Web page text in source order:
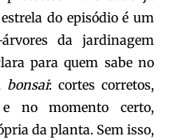
do episódio é um
da jardinagem
para quem sabe no
bonsai: cortes corretos,
no momento certo,
da planta. Sem isso,